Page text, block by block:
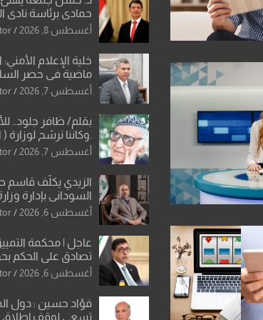
حمادي برئاسة نادي
استثنائية ونقلة
أغسطس 8, 2026
خلية الإعلام
ماضية في حصر
دون رجعة
أغسطس 7, 2026
بقلم/ ظافر جلود..
.وكاننا نرشح لوزارة (
ماتت من
العراقية..
أغسطس 7, 2026
الزيدي يكلّف قاسم
السوداني بإدارة
أغسطس 6, 2026
عاجل | محكمة التمييز
تصادق على الحكم
الواحد كبيان
أغسطس 6, 2026
فؤاد حسين : دول
تسعى لوقف إطلاق